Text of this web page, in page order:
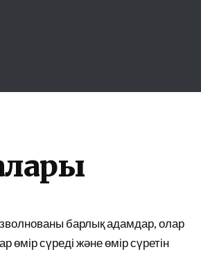
барлық адамдар, олар
сүреді және өмір сүретін